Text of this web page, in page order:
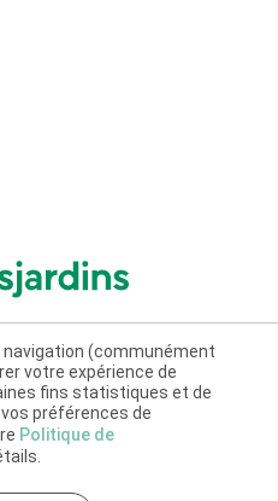
(communément
votre expérience de
fins statistiques et de
préférences de
Politique de